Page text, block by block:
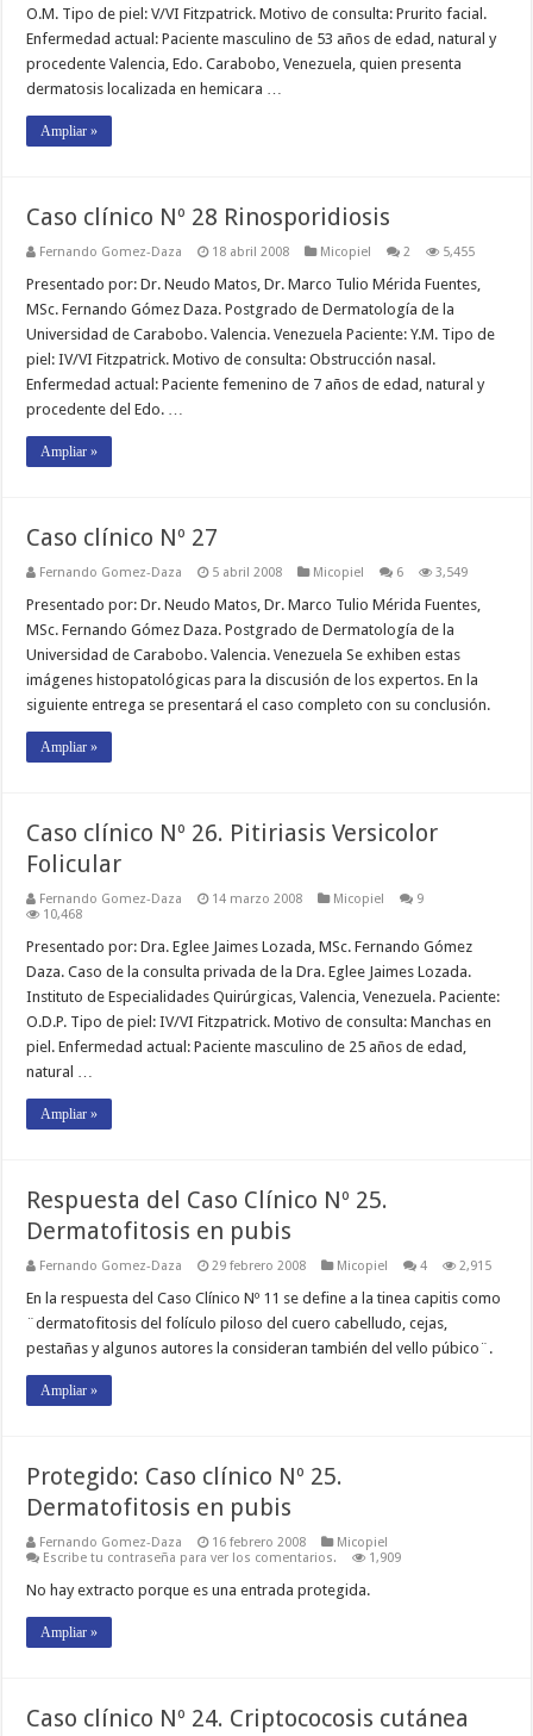
O.M. Tipo de piel: V/VI Fitzpatrick. Motivo de consulta: Prurito facial.
Enfermedad actual: Paciente masculino de 53 años de edad, natural y
procedente Valencia, Edo. Carabobo, Venezuela, quien presenta
dermatosis localizada en hemicara …
Ampliar »
Caso clínico Nº 28 Rinosporidiosis
Fernando Gomez-Daza 18 abril 2008 Micopiel 2 5,455
Presentado por: Dr. Neudo Matos, Dr. Marco Tulio Mérida Fuentes,
MSc. Fernando Gómez Daza. Postgrado de Dermatología de la
Universidad de Carabobo. Valencia. Venezuela Paciente: Y.M. Tipo de
piel: IV/VI Fitzpatrick. Motivo de consulta: Obstrucción nasal.
Enfermedad actual: Paciente femenino de 7 años de edad, natural y
procedente del Edo. …
Ampliar »
Caso clínico Nº 27
Fernando Gomez-Daza 5 abril 2008 Micopiel 6 3,549
Presentado por: Dr. Neudo Matos, Dr. Marco Tulio Mérida Fuentes,
MSc. Fernando Gómez Daza. Postgrado de Dermatología de la
Universidad de Carabobo. Valencia. Venezuela Se exhiben estas
imágenes histopatológicas para la discusión de los expertos. En la
siguiente entrega se presentará el caso completo con su conclusión.
Ampliar »
Caso clínico Nº 26. Pitiriasis Versicolor
Folicular
Fernando Gomez-Daza 14 marzo 2008 Micopiel
9
10,468
Presentado por: Dra. Eglee Jaimes Lozada, MSc. Fernando Gómez
Daza. Caso de la consulta privada de la Dra. Eglee Jaimes Lozada.
Instituto de Especialidades Quirúrgicas, Valencia, Venezuela. Paciente:
O.D.P. Tipo de piel: IV/VI Fitzpatrick. Motivo de consulta: Manchas en
piel. Enfermedad actual: Paciente masculino de 25 años de edad,
natural …
Ampliar »
Respuesta del Caso Clínico Nº 25.
Dermatofitosis en pubis
Fernando Gomez-Daza 29 febrero 2008 Micopiel 4 2,915
En la respuesta del Caso Clínico Nº 11 se define a la tinea capitis como
¨dermatofitosis del folículo piloso del cuero cabelludo, cejas,
pestañas y algunos autores la consideran también del vello púbico¨.
Ampliar »
Protegido: Caso clínico Nº 25.
Dermatofitosis en pubis
Fernando Gomez-Daza 16 febrero 2008
Micopiel
Escribe tu contraseña para ver los comentarios.
1,909
No hay extracto porque es una entrada protegida.
Ampliar »
Caso clínico Nº 24. Criptococosis cutánea